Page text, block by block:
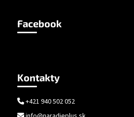
Facebook
Kontakty
+421 940 502 052